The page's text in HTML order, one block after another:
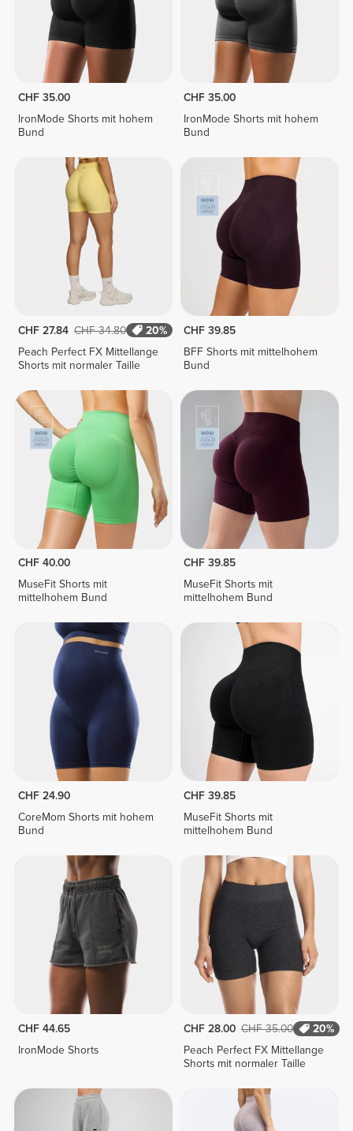
CHF 35.00
IronMode Shorts mit hohem
Bund
CHF 35.00
IronMode Shorts mit hohem
Bund
CHF 27.84 CHF 34.80
20%
Peach Perfect FX Mittellange
Shorts mit normaler Taille
CHF 39.85
BFF Shorts mit mittelhohem
Bund
CHF 40.00
MuseFit Shorts mit
mittelhohem Bund
CHF 39.85
MuseFit Shorts mit
mittelhohem Bund
CHF 24.90
CoreMom Shorts mit hohem
Bund
CHF 39.85
MuseFit Shorts mit
mittelhohem Bund
CHF 44.65
IronMode Shorts
CHF 28.00 CHF 35.00
20%
Peach Perfect FX Mittellange
Shorts mit normaler Taille